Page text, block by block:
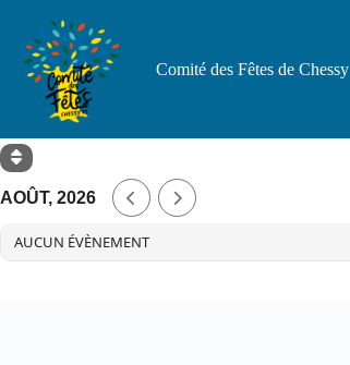
contenu
Comité des Fêtes de Chessy
AOÛT, 2026
AUCUN ÉVÈNEMENT